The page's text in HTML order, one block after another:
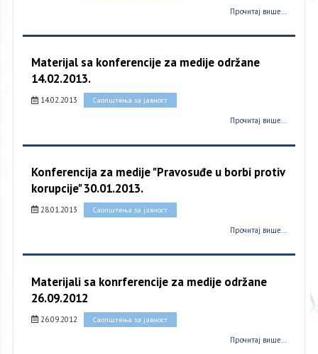
Прочитај више...
Materijal sa konferencije za medije održane
14.02.2013.
14.02.2013 Саопштења за јавност
Прочитај више...
Konferencija za medije "Pravosuđe u borbi protiv
korupcije" 30.01.2013.
28.01.2013 Саопштења за јавност
Прочитај више...
Materijali sa konrferencije za medije održane
26.09.2012
26.09.2012 Саопштења за јавност
Прочитај више...